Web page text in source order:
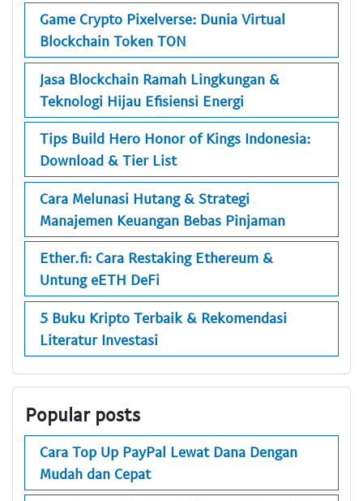
Game Crypto Pixelverse: Dunia Virtual
Blockchain Token TON
Jasa Blockchain Ramah Lingkungan &
Teknologi Hijau Efisiensi Energi
Tips Build Hero Honor of Kings Indonesia:
Download & Tier List
Cara Melunasi Hutang & Strategi
Manajemen Keuangan Bebas Pinjaman
Ether.fi: Cara Restaking Ethereum &
Untung eETH DeFi
5 Buku Kripto Terbaik & Rekomendasi
Literatur Investasi
Popular posts
Cara Top Up PayPal Lewat Dana Dengan
Mudah dan Cepat